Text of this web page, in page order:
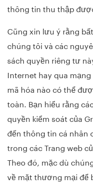
thông tin thu thập
Cũng xin lưu ý rằng
chúng tôi và các
sách quyền riêng tư
Internet hay qua
mã hóa nào có thể
toàn. Bạn hiểu rằng
quyền kiểm soát của
đến thông tin cá nhân
trong các Trang web
Theo đó, mặc dù
về mặt thương mại để